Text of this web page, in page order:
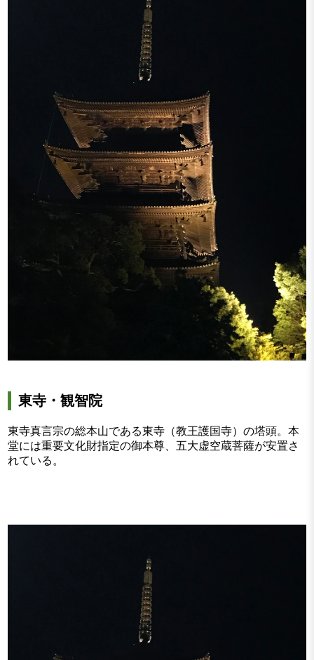
東寺・観智院
東寺真言宗の総本山である東寺（教王護国寺）の塔頭。本
堂には重要文化財指定の御本尊、五大虚空蔵菩薩が安置さ
れている。